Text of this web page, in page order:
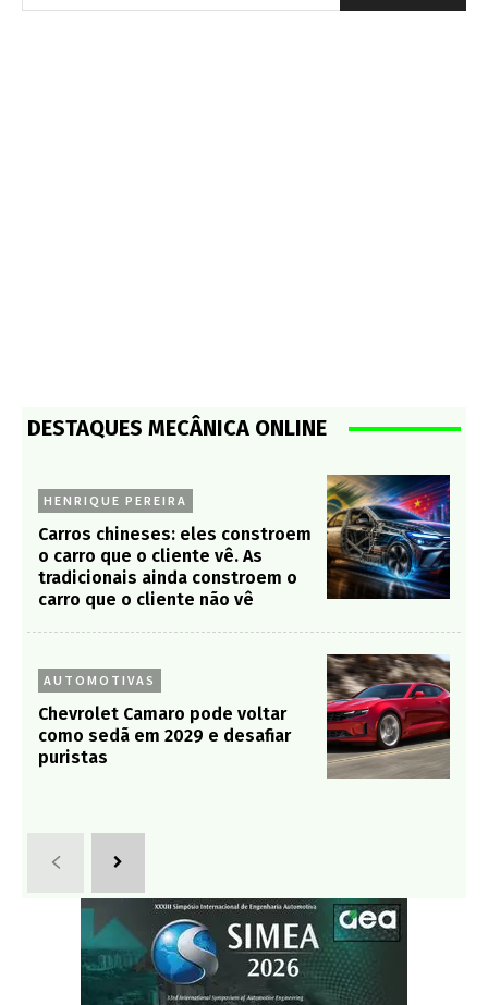
DESTAQUES MECÂNICA ONLINE
HENRIQUE PEREIRA
Carros chineses: eles constroem
o carro que o cliente vê. As
tradicionais ainda constroem o
carro que o cliente não vê
AUTOMOTIVAS
Chevrolet Camaro pode voltar
como sedã em 2029 e desafiar
puristas